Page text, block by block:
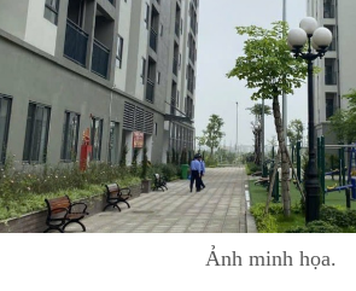
Ảnh minh họa.